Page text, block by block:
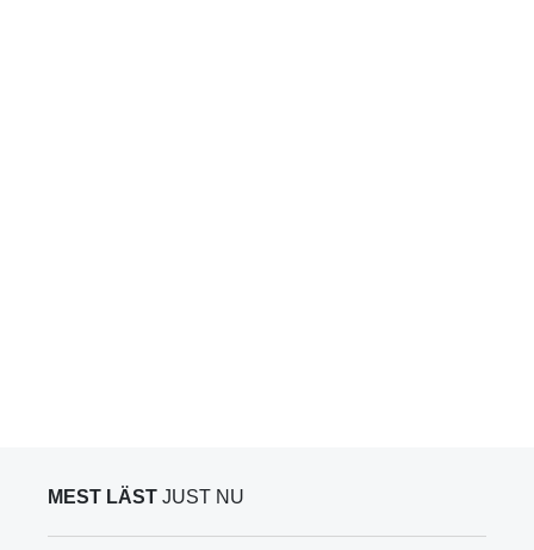
MEST LÄST JUST NU